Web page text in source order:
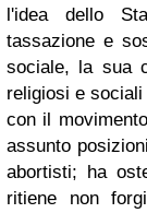
l'idea dello
tassazione e
sociale, la sua
religiosi e
con il
assunto
abortisti; ha
ritiene non